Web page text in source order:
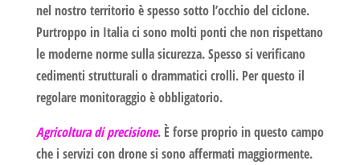
nel nostro territorio è spesso sotto l’occhio del ciclone.
Purtroppo in Italia ci sono molti ponti che non rispettano
le moderne norme sulla sicurezza. Spesso si verificano
cedimenti strutturali o drammatici crolli. Per questo il
regolare monitoraggio è obbligatorio.
Agricoltura di precisione. È forse proprio in questo campo
che i servizi con drone si sono affermati maggiormente.